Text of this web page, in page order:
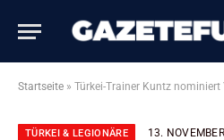
Startseite » Türkei-Trainer Kuntz nominiert
TÜRKEI & LEGIONÄRE 13.